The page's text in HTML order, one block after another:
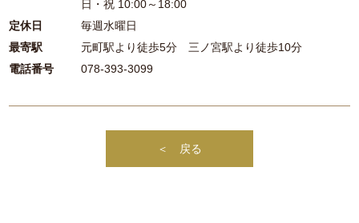
日・祝 10:00～18:00
定休日
毎週水曜日
最寄駅
元町駅より徒歩5分 三ノ宮駅より徒歩10分
電話番号
078-393-3099
＜ 戻る